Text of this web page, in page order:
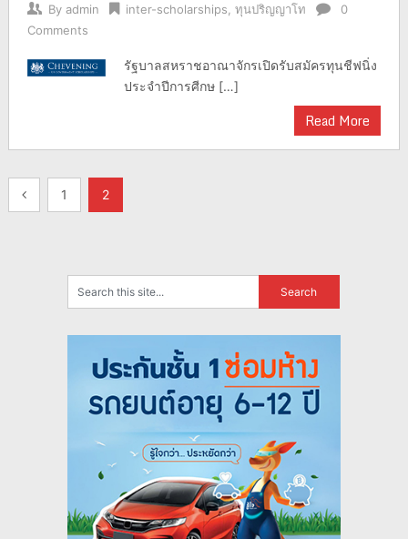
By admin inter-scholarships ทุนปริญญาโท
0
Comments
รัฐบาลสหราชอาณาจักรเปิดรับสมัครทุนชีฟนิ่ง
ประจำปีการศีกษ […]
Read More
แนะแนว
1 2